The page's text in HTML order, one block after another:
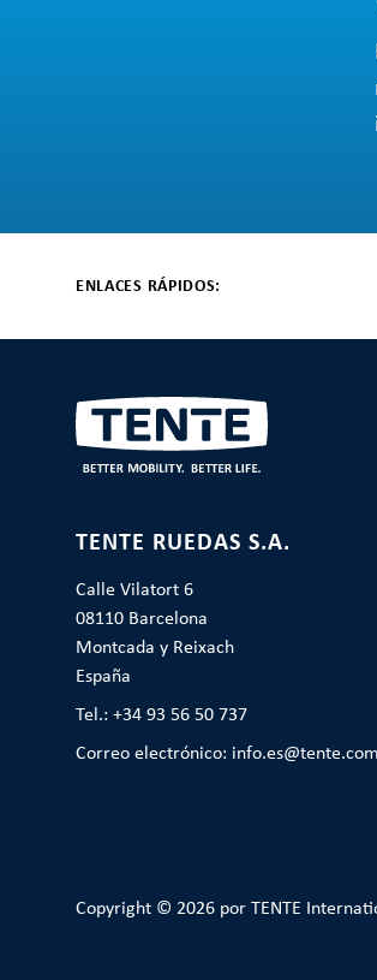
ENLACES RÁPIDOS:
TENTE RUEDAS S.A.
Calle Vilatort 6
08110 Barcelona
Montcada y Reixach
España
Tel.: +34 93 56 50 737
Correo electrónico: info.es@tente.com
Copyright © 2026 por TENTE